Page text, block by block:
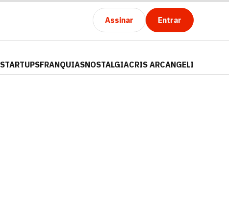
Assinar Entrar
STARTUPSFRANQUIASNOSTALGIACRIS ARCANGELI